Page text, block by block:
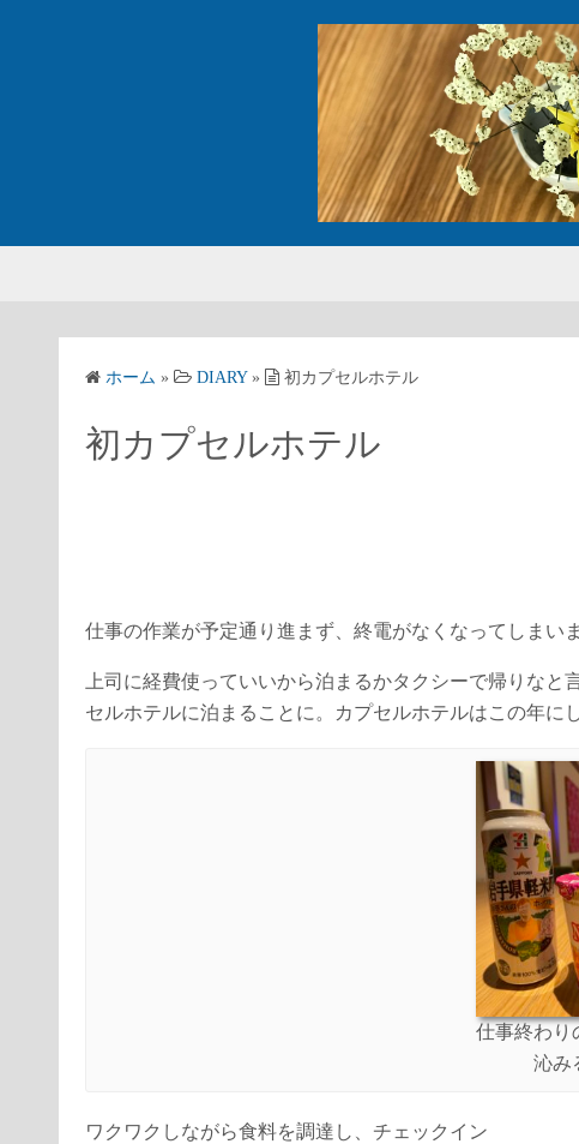
ホーム » DIARY» 初カプセルホテル
初カプセルホテル
仕事の作業が予定通り進まず、終電がなくなってしまいま
上司に経費使っていいから泊まるかタクシーで帰りな
セルホテルに泊まることに。カプセルホテルはこの年に
仕事終わり
沁み
ワクワクしながら食料を調達し、チェックイン